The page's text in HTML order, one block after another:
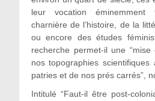
leur vocation éminemment
charnière de l’histoire, de la
ou encore des études
recherche permet-il une
nos topographies
patries et de nos prés carrés”,
Intitulé “Faut-il être post-